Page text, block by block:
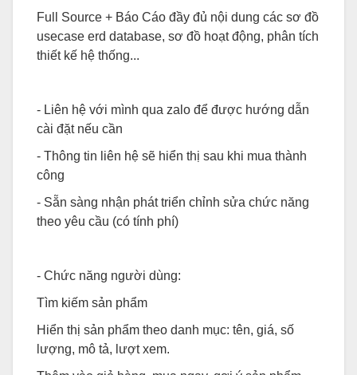
Full Source + Báo Cáo đầy đủ nội dung các sơ đồ
usecase erd database, sơ đồ hoạt động, phân tích
thiết kế hệ thống...
- Liên hệ với mình qua zalo để được hướng dẫn
cài đặt nếu cần
- Thông tin liên hệ sẽ hiển thị sau khi mua thành
công
- Sẵn sàng nhận phát triển chỉnh sửa chức năng
theo yêu cầu (có tính phí)
- Chức năng người dùng:
Tìm kiếm sản phẩm
Hiển thị sản phẩm theo danh mục: tên, giá, số
lượng, mô tả, lượt xem.